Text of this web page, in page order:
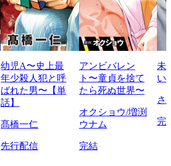
幼児A〜史上最
年少殺人犯と呼
ばれた男〜【単
話】
髙橋一仁
先行配信
アンビバレン
ト〜童貞を捨て
たら死ぬ世界〜
オクショウ/増渕
ウナム
完結
未
い
さ
完